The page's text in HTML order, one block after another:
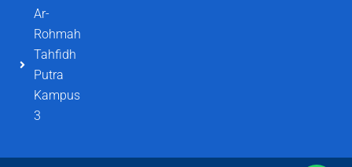
Ar-
Rohmah
Tahfidh
Putra
Kampus
3